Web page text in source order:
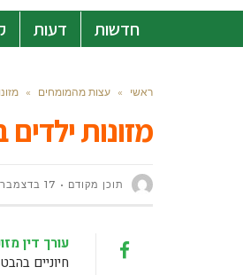
חדשות דעות
ראשי » עצות מהמומחים »
מזונות
תוכן מקודם 17 בדצמבר 2023
עורך דין
חיוניים